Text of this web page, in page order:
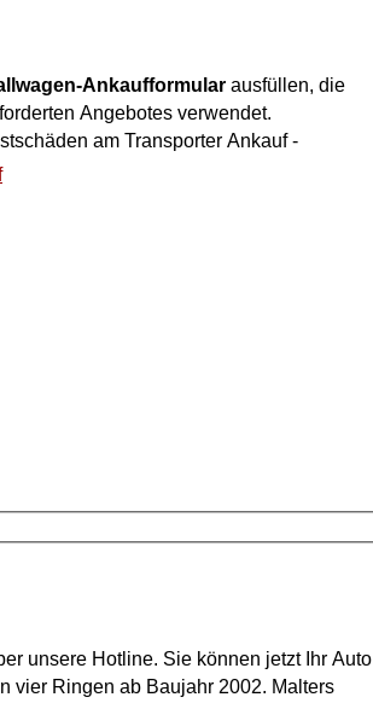
Ankaufformular ausfüllen, die
Angebotes verwendet.
am Transporter Ankauf -
unsere Hotline. Sie können jetzt Ihr Auto